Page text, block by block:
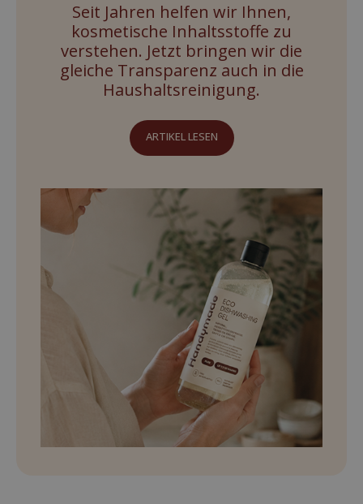
Seit Jahren helfen wir Ihnen,
kosmetische Inhaltsstoffe zu
verstehen. Jetzt bringen wir die
gleiche Transparenz auch in die
Haushaltsreinigung.
ARTIKEL LESEN